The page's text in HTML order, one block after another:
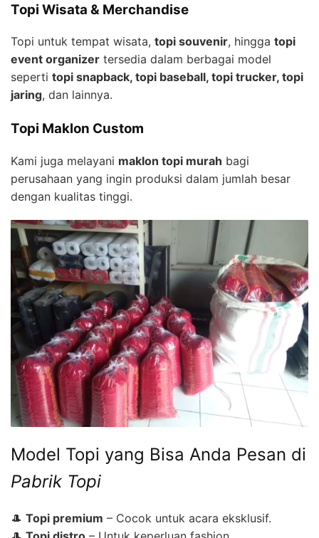
Topi Wisata & Merchandise
Topi untuk tempat wisata, topi souvenir, hingga topi
event organizer tersedia dalam berbagai model
seperti topi snapback, topi baseball, topi trucker, topi
jaring, dan lainnya.
Topi Maklon Custom
Kami juga melayani maklon topi murah bagi
perusahaan yang ingin produksi dalam jumlah besar
dengan kualitas tinggi.
Model Topi yang Bisa Anda Pesan di
Pabrik Topi
🎩 Topi premium – Cocok untuk acara eksklusif.